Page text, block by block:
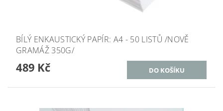
BÍLÝ ENKAUSTICKÝ PAPÍR: A4 - 50 LISTŮ /NOVĚ
GRAMÁŽ 350G/
489 Kč